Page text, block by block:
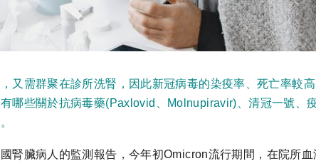
又需群聚在診所洗腎，因此新冠病毒的染疫率、死亡率較
哪些關於抗病毒藥(Paxlovid、Molnupiravir)、清冠一號、
腎臟病人的監測報告，今年初Omicron流行期間，在院所血